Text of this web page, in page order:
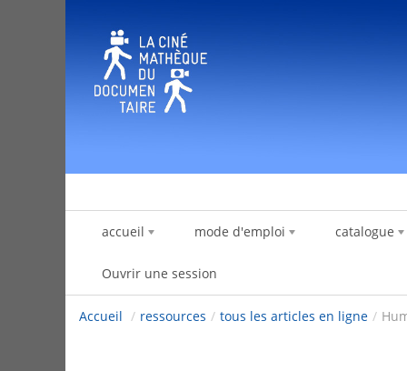
accueil mode d'emploi catalogue
Ouvrir une session
Accueil / ressources / tous les articles en ligne /